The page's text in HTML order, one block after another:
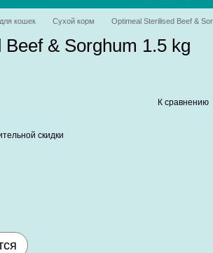
кошек Сухой корм Optimeal Sterilised Beef &
& Sorghum 1.5 kg
К сравнению
скидки